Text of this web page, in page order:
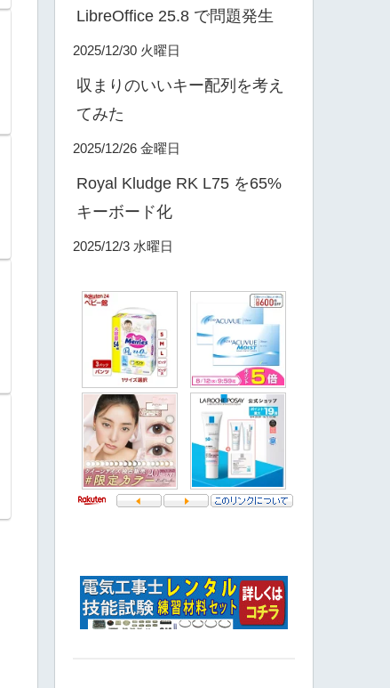
LibreOffice 25.8 で問題発生
2025/12/30 火曜日
収まりのいいキー配列を考え
てみた
2025/12/26 金曜日
Royal Kludge RK L75 を65%
キーボード化
2025/12/3 水曜日